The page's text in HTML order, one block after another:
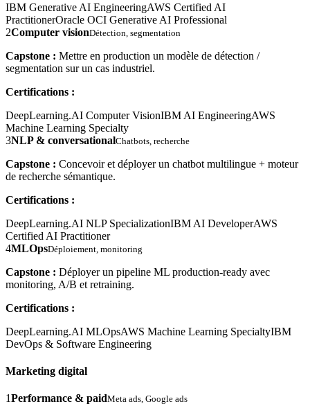
IBM Generative AI EngineeringAWS Certified AI
PractitionerOracle OCI Generative AI Professional
2Computer visionDétection, segmentation
Capstone : Mettre en production un modèle de détection /
segmentation sur un cas industriel.
Certifications :
DeepLearning.AI Computer VisionIBM AI EngineeringAWS
Machine Learning Specialty
3NLP & conversationalChatbots, recherche
Capstone : Concevoir et déployer un chatbot multilingue + moteur
de recherche sémantique.
Certifications :
DeepLearning.AI NLP SpecializationIBM AI DeveloperAWS
Certified AI Practitioner
4MLOpsDéploiement, monitoring
Capstone : Déployer un pipeline ML production-ready avec
monitoring, A/B et retraining.
Certifications :
DeepLearning.AI MLOpsAWS Machine Learning SpecialtyIBM
DevOps & Software Engineering
Marketing digital
1Performance & paidMeta ads, Google ads